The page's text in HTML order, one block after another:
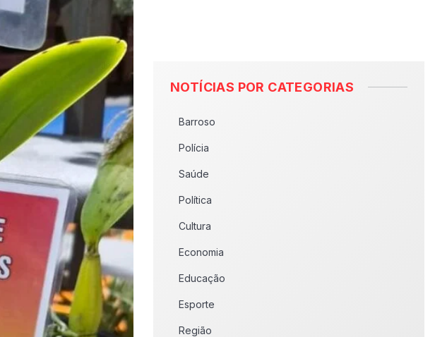
NOTÍCIAS POR CATEGORIAS
Barroso
Polícia
Saúde
Política
Cultura
Economia
Educação
Esporte
Região